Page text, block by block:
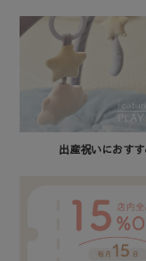
出産祝いにおす